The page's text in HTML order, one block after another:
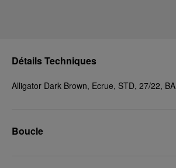
Détails Techniques
Alligator Dark Brown, Ecrue, STD, 27/22, BA
Boucle